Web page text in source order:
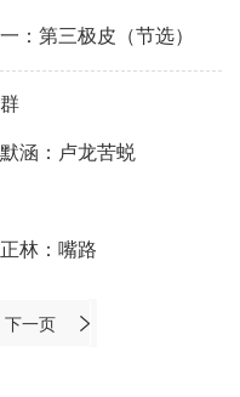
：第三极皮（节选）
涵：卢龙苦蜕
林：嘴路
下一页